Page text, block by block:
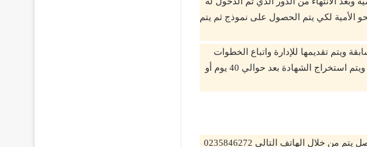
الأمية لكي يتم الحصول على نموذج ثم يتم
ويتم تقديمها للإدارة واتباع الخطوات
ومعرفة التفاصيل من خلال الاختبارات وبعدها يتم ظهور النتيجة ويتم استخراج الشهادة بعد حوالي 40 يوم أو
العنوان شارع 11 حسن متولي، فيصل في الجيزة؛ ويمكن التواصل يتم من خلال الهاتف التالي 0235846272